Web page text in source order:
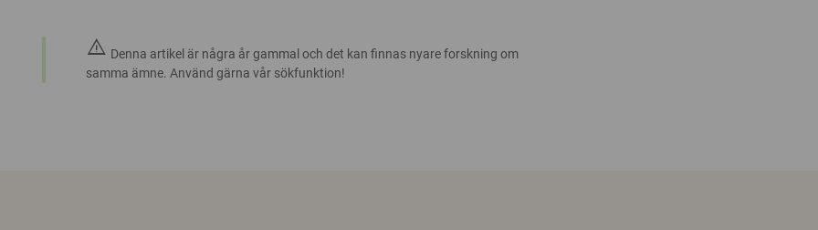
warning Denna artikel är några år gammal och det kan finnas nyare forskning om
samma ämne. Använd gärna vår sökfunktion!